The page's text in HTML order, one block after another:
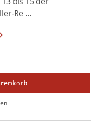
Re ...